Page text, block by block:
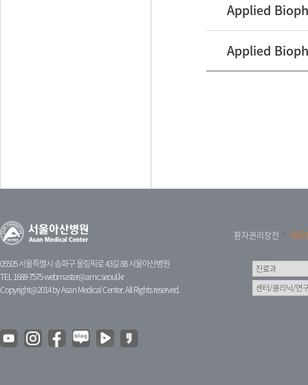
Applied
Applied
05505 서울특별시 송파구 올림픽로 43길 88 서울아산병원
TEL 1688-7575webmaster@amc.seoul.kr
Copyright@2014 by Asan Medical Center. All Rights reserved.
환자권리장전 개인